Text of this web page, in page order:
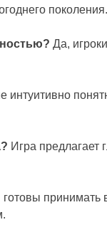
поколения.
Да,
интуитивно
Игра предлагает
принимать